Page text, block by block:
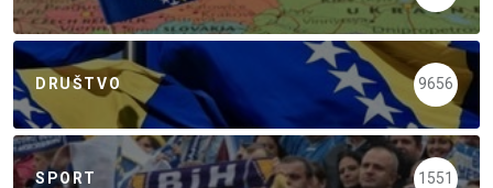
DRUŠTVO 9656
SPORT 1551